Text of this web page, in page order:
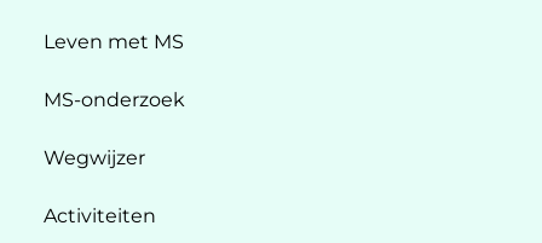
Leven met MS
MS-onderzoek
Wegwijzer
Activiteiten